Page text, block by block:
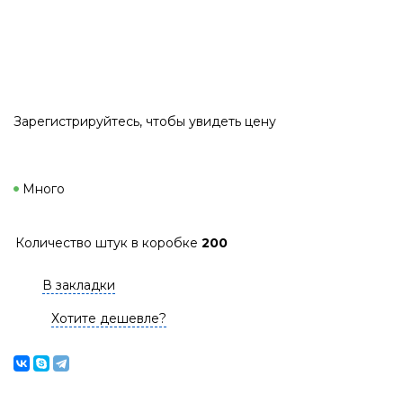
Зарегистрируйтесь, чтобы увидеть цену
Много
Количество штук в коробке 200
В закладки
Хотите дешевле?